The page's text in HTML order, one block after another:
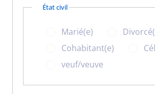
État civil
Marié(e)
Cohabitant(e)
veuf/veuve